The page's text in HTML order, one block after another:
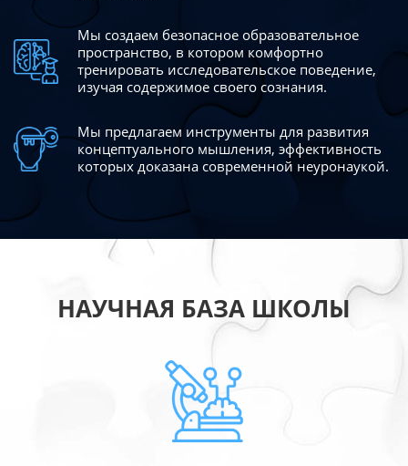
Мы создаем безопасное образовательное
пространство, в котором комфортно
тренировать исследовательское поведение,
изучая содержимое своего сознания.
Мы предлагаем инструменты для развития
концептуального мышления, эффективность
которых доказана современной неуронаукой.
НАУЧНАЯ БАЗА ШКОЛЫ